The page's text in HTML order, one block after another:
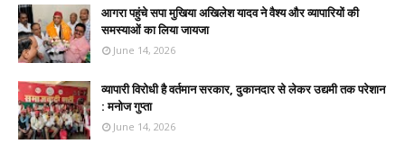
आगरा पहुंचे सपा मुखिया अखिलेश यादव ने वैश्य और व्यापारियों की
समस्याओं का लिया जायजा
June 14, 2026
व्यापारी विरोधी है वर्तमान सरकार, दुकानदार से लेकर उद्यमी तक परेशान
: मनोज गुप्ता
June 14, 2026